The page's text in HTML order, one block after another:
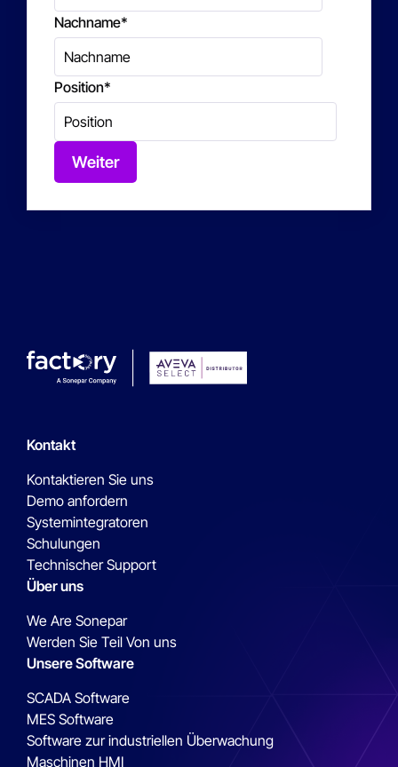
Nachname*
Position*
Weiter
Kontakt
Kontaktieren Sie uns
Demo anfordern
Systemintegratoren
Schulungen
Technischer Support
Über uns
We Are Sonepar
Werden Sie Teil Von uns
Unsere Software
SCADA Software
MES Software
Software zur industriellen Überwachung
Maschinen HMI